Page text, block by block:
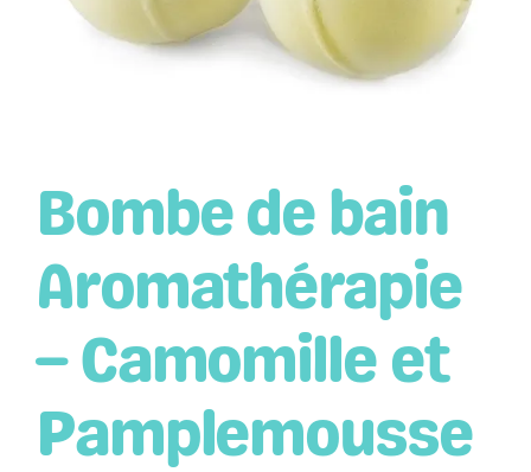
Le Blog
Bombe de bain
Aromathérapie
– Camomille et
Pamplemousse